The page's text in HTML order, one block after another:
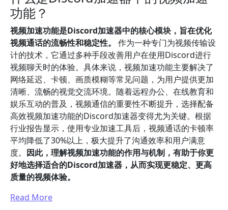
功能？
视频加速功能是Discord加速器中的核心模块，旨在优化
视频通话的流畅性和稳定性。
作为一种专门为视频传输设
计的技术，它通过多种手段改善用户在使用Discord进行
视频聊天时的体验。具体来说，视频加速功能主要解决了
网络延迟、卡顿、画质模糊等常见问题，为用户提供更加
清晰、流畅的视觉交流环境。随着远程办公、在线教育和
娱乐互动的普及，视频通信的重要性不断提升，选择配备
高效视频加速功能的Discord加速器变得尤为关键。根据
行业报告显示，使用专业加速工具后，视频通话的卡顿率
平均降低了30%以上，极大提升了沟通效率和用户满意
度。 因此，理解视频加速功能的作用与机制，有助于你更
好地选择适合的Discord加速器，从而实现更稳定、更高
质量的视频体验。
Read More